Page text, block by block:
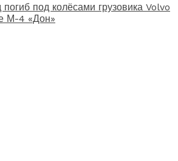
под колёсами грузовика Volvo
М-4 «Дон»